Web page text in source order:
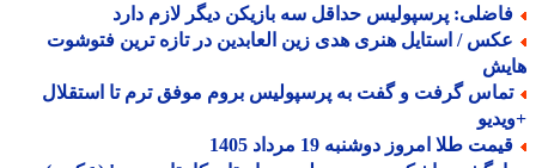
پرسپولیس حداقل سه بازیکن دیگر لازم دارد
/ استایل هنری هدی زین العابدین در تازه ترین فتوشوت
گرفت و گفت به پرسپولیس بروم موفق ترم تا استقلال
طلا امروز دوشنبه 19 مرداد 1405